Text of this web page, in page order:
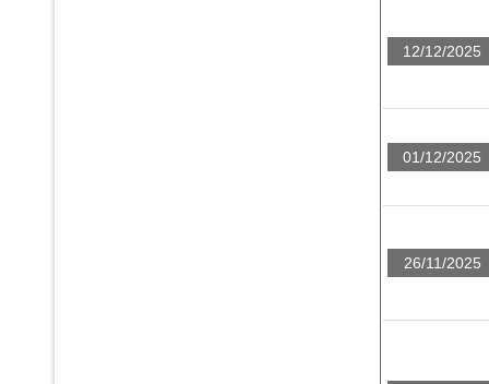
12/12/2025
01/12/2025
26/11/2025